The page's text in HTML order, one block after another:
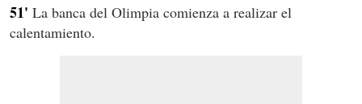
51' La banca del Olimpia comienza a realizar el
calentamiento.